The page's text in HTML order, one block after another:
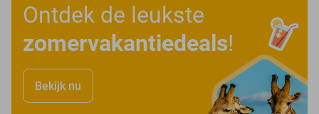
Ontdek de leukste
zomervakantiedeals!
Bekijk nu